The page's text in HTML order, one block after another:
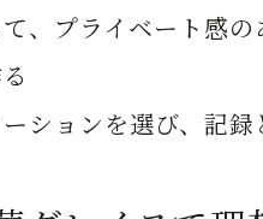
、プライベート感
ションを選び、記